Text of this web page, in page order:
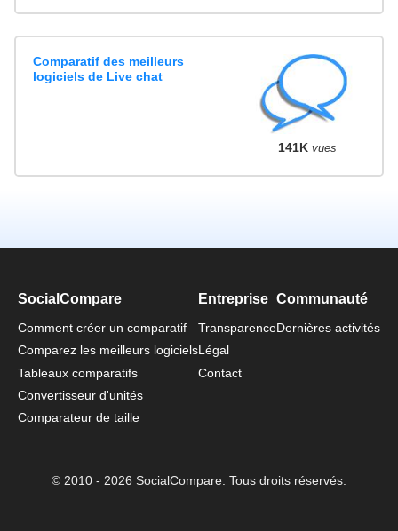
Comparatif des meilleurs
logiciels de Live chat
141K vues
SocialCompare
Comment créer un comparatif
Comparez les meilleurs logiciels
Tableaux comparatifs
Convertisseur d'unités
Comparateur de taille
Entreprise
Transparence
Légal
Contact
Communauté
Dernières activités
© 2010 - 2026 SocialCompare. Tous droits réservés.